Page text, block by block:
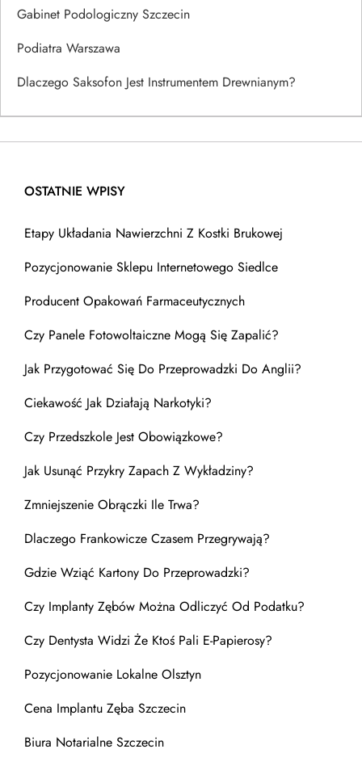
Gabinet Podologiczny Szczecin
Podiatra Warszawa
Dlaczego Saksofon Jest Instrumentem Drewnianym?
OSTATNIE WPISY
Etapy Układania Nawierzchni Z Kostki Brukowej
Pozycjonowanie Sklepu Internetowego Siedlce
Producent Opakowań Farmaceutycznych
Czy Panele Fotowoltaiczne Mogą Się Zapalić?
Jak Przygotować Się Do Przeprowadzki Do Anglii?
Ciekawość Jak Działają Narkotyki?
Czy Przedszkole Jest Obowiązkowe?
Jak Usunąć Przykry Zapach Z Wykładziny?
Zmniejszenie Obrączki Ile Trwa?
Dlaczego Frankowicze Czasem Przegrywają?
Gdzie Wziąć Kartony Do Przeprowadzki?
Czy Implanty Zębów Można Odliczyć Od Podatku?
Czy Dentysta Widzi Że Ktoś Pali E-Papierosy?
Pozycjonowanie Lokalne Olsztyn
Cena Implantu Zęba Szczecin
Biura Notarialne Szczecin